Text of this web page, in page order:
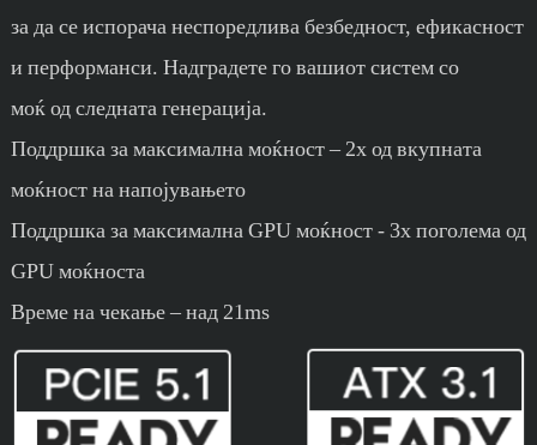
за да се испорача неспоредлива безбедност, ефикасност
и перформанси. Надградете го вашиот систем со
моќ од следната генерација.
Поддршка за максимална моќност – 2x од вкупната
моќност на напојувањето
Поддршка за максимална GPU моќност - 3x поголема од
GPU моќноста
Време на чекање – над 21ms